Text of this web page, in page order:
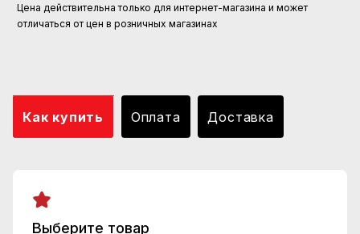
Цена действительна только для интернет-магазина и может
отличаться от цен в розничных магазинах
Как купить Оплата Доставка
Выберите товар